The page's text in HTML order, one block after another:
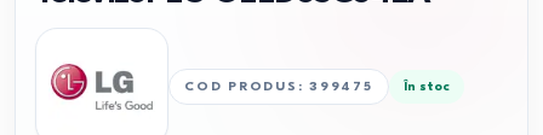
COD PRODUS :399475 În stoc